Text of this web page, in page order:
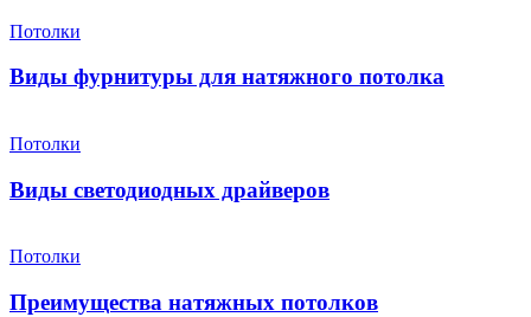
Потолки
Виды фурнитуры для натяжного потолка
Потолки
Виды светодиодных драйверов
Потолки
Преимущества натяжных потолков